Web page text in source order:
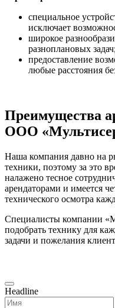
специальное
исключает
широкое
разноплановых задач;
предоставление
любые расстояния
Преимущества
ООО
Наша компания давно на
техники, поэтому за это
налажено тесное
арендаторами и имеется
технического осмотра
Специалисты компании
подобрать технику для
задачи и пожелания
Headline